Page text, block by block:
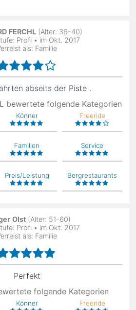
FERCHL (Alter: 36-40)
Profi • im Okt. 2017
als: Familie
abseits der Piste .
bewertete folgende Kategorien
Könner Freeride
Familien Service
Preis/Leistung Bergrestaurants
Olst(Alter: 51-60)
Profi • im Okt. 2017
als: Familie
Perfekt
folgende Kategorien
Könner Freeride